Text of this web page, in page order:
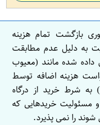
بازگشت تمام هزینه
به دلیل عدم مطابقت
داده شده مانند (معیوب
هزینه اضافه توسط
به شرط خرید از درگاه
مسئولیت خریدهایی که
را نمی پذیرد.